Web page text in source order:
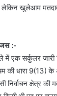
लेकिन खुलेआम
:-
में एक सर्कुलर जारी
की धारा 9(13) के
क्षेत्र की